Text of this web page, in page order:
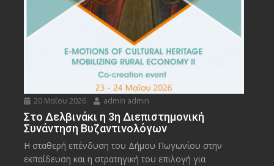
20 Μαΐου 2026 admin admin
Στο Δελβινάκι η 3η Διεπιστημονική
Συνάντηση Βυζαντινολόγων
Η σταθερή επένδυση του Δήμου Πωγωνίου στην
εκπαίδευση και η στρατηγική του επιλογή για